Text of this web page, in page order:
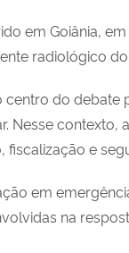
em Goiânia,
radiológico
do debate
contexto,
e
em
na